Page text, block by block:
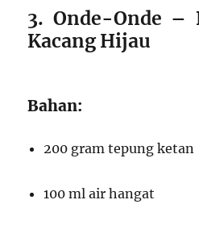
3. Onde-Onde –
Kacang Hijau
Bahan:
200 gram tepung ketan
100 ml air hangat